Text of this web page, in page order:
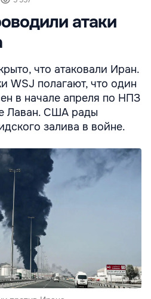
атаки
что атаковали Иран.
WSJ полагают, что один
в начале апреля по НПЗ
Лаван. США рады
залива в войне.